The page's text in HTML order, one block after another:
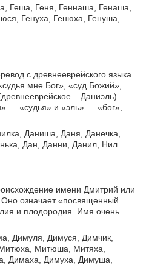
Геша, Геня, Геннаша, Генаша,
Генуха, Генюха, Генуша,
с древнееврейского языка
мне Бог», «суд Божий»,
– Даниэль)
— «судья» и «эль» — «бог»,
Даниша, Даня, Данечка,
Дан, Данни, Данил, Нил.
имени Дмитрий или
означает «посвященный
и плодородия. Имя очень
Димуля, Димуся, Димчик,
Митюша, Митяха,
Димаха, Димуха, Димуша,